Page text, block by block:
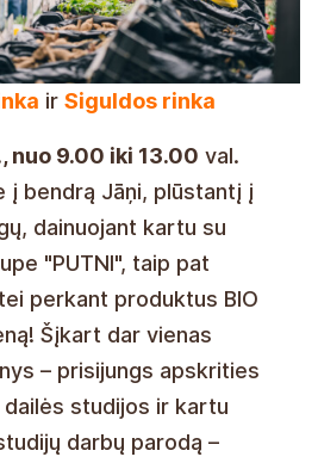
ir Siguldos rinka
nuo 9.00 iki 13.00 val.
į bendrą Jāņi, plūstantį į
dainuojant kartu su
"PUTNI", taip pat
perkant produktus BIO
Šįkart dar vienas
– prisijungs apskrities
studijos ir kartu
darbų parodą –